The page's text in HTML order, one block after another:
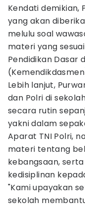
Kendati
yang akan
melulu soal
materi yang
Pendidikan Dasar
Lebih lanjut,
dan Polri di
secara rutin
yakni dalam
Aparat TNI Polri,
materi tentang
kebangsaan,
kedisiplinan
"Kami upayakan
sekolah